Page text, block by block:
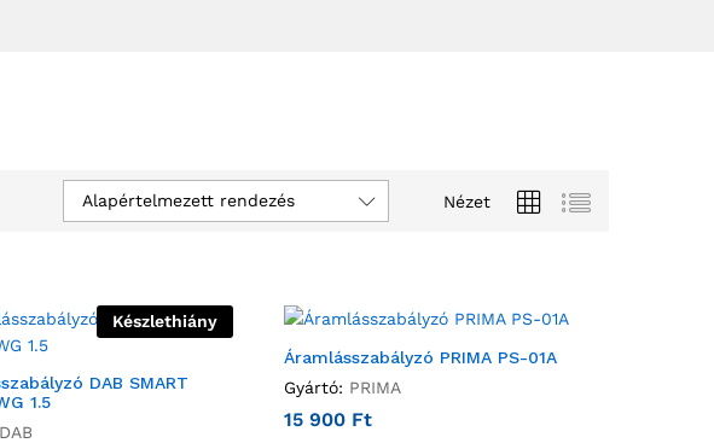
Nézet
Alapértelmezett rendezés
Készlethiány
DAB SMART
1.5
DAB
Áramlásszabályzó PRIMA PS-01A
Gyártó: PRIMA
15 900 Ft